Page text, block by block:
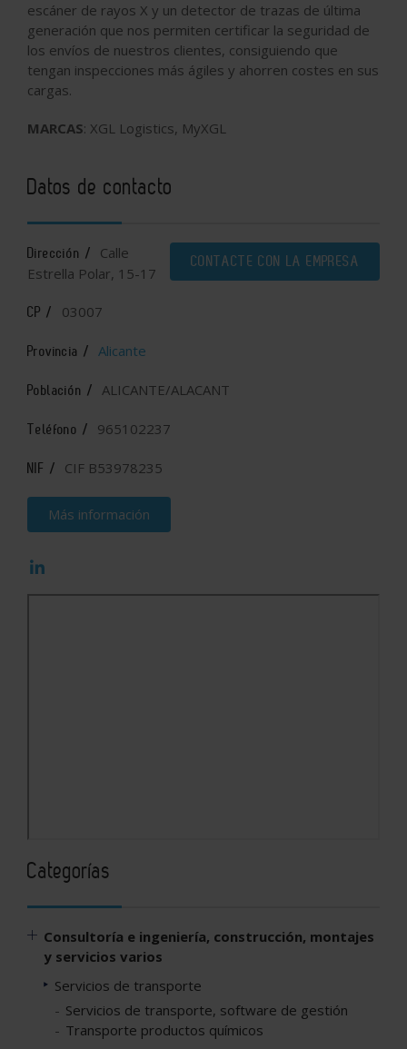
escáner de rayos X y un detector de trazas de última
generación que nos permiten certificar la seguridad de
los envíos de nuestros clientes, consiguiendo que
tengan inspecciones más ágiles y ahorren costes en sus
cargas.
MARCAS: XGL Logistics, MyXGL
Datos de contacto
CONTACTE CON LA EMPRESA
Dirección /
Calle
Estrella Polar, 15-17
CP / 03007
Provincia / Alicante
Población / ALICANTE/ALACANT
Teléfono / 965102237
NIF / CIF B53978235
Más información
Categorías
Consultoría e ingeniería, construcción, montajes
y servicios varios
Servicios de transporte
Servicios de transporte, software de gestión
Transporte productos químicos